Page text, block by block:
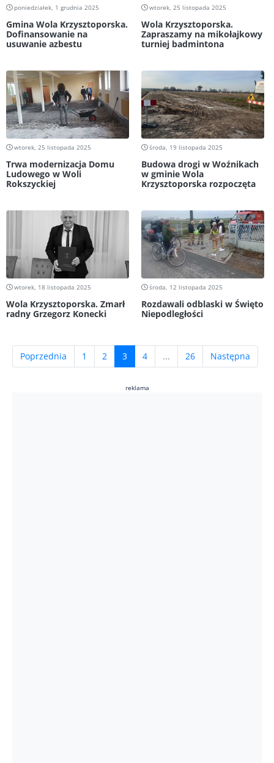
poniedziałek, 1 grudnia 2025
Gmina Wola Krzysztoporska.
Dofinansowanie na
usuwanie azbestu
wtorek, 25 listopada 2025
Wola Krzysztoporska.
Zapraszamy na mikołajkowy
turniej badmintona
wtorek, 25 listopada 2025
Trwa modernizacja Domu
Ludowego w Woli
Rokszyckiej
środa, 19 listopada 2025
Budowa drogi w Woźnikach
w gminie Wola
Krzysztoporska rozpoczęta
wtorek, 18 listopada 2025
Wola Krzysztoporska. Zmarł
radny Grzegorz Konecki
środa, 12 listopada 2025
Rozdawali odblaski w Święto
Niepodległości
Poprzednia 1 2 3(current)
4 ... 26 Następna
reklama